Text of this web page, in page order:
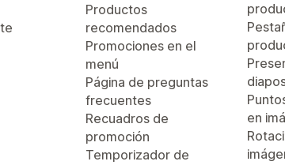
Productos
recomendados
Promociones en el
menú
Página de preguntas
frecuentes
Recuadros de
promoción
Temporizador de
en